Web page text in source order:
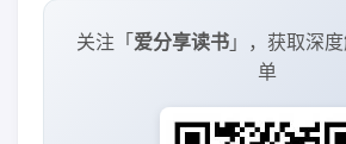
关注「 爱分享读书 」，获取深
单